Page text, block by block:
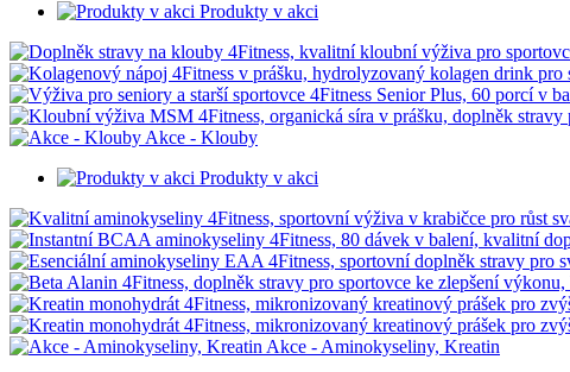
Produkty v akci
Akce - Klouby
Produkty v akci
Akce - Aminokyseliny, Kreatin